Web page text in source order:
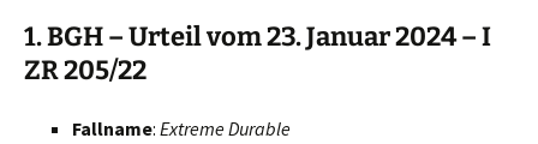
1. BGH – Urteil vom 23. Januar 2024 – I
ZR 205/22
Fallname: Extreme Durable